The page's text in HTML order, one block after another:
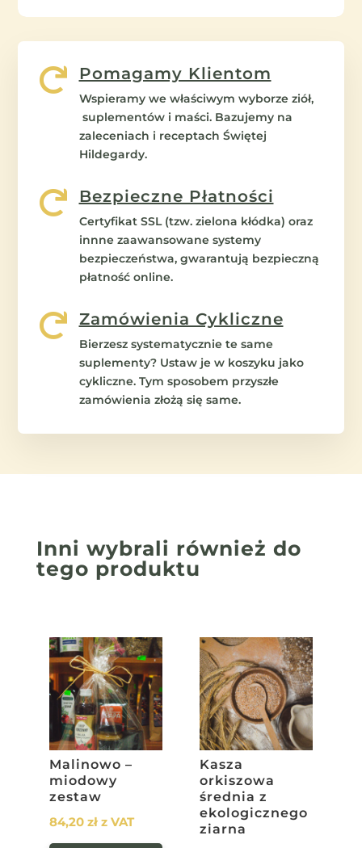
 Pomagamy Klientom
Wspieramy we właściwym wyborze ziół,
suplementów i maści. Bazujemy na
zaleceniach i receptach Świętej
Hildegardy.
 Bezpieczne Płatności
Certyfikat SSL (tzw. zielona kłódka) oraz
innne zaawansowane systemy
bezpieczeństwa, gwarantują bezpieczną
płatność online.
 Zamówienia Cykliczne
Bierzesz systematycznie te same
suplementy? Ustaw je w koszyku jako
cykliczne. Tym sposobem przyszłe
zamówienia złożą się same.
Inni wybrali również do
tego produktu
Malinowo –
miodowy
zestaw
84,20 zł z VAT
Kasza
orkiszowa
średnia z
ekologicznego
ziarna